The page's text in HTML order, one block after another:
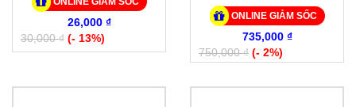
26,000 ₫
30,000 ₫ (- 13%)
ONLINE GIẢM SỐC
735,000 ₫
750,000 ₫ (- 2%)